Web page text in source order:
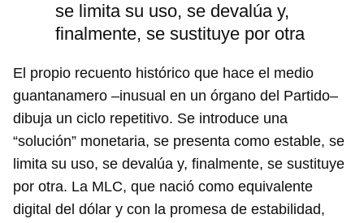
se limita su uso, se devalúa y,
finalmente, se sustituye por otra
El propio recuento histórico que hace el medio
guantanamero –inusual en un órgano del Partido–
dibuja un ciclo repetitivo. Se introduce una
“solución” monetaria, se presenta como estable, se
limita su uso, se devalúa y, finalmente, se sustituye
por otra. La MLC, que nació como equivalente
digital del dólar y con la promesa de estabilidad,